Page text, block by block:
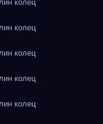
колец
колец
колец
колец
колец